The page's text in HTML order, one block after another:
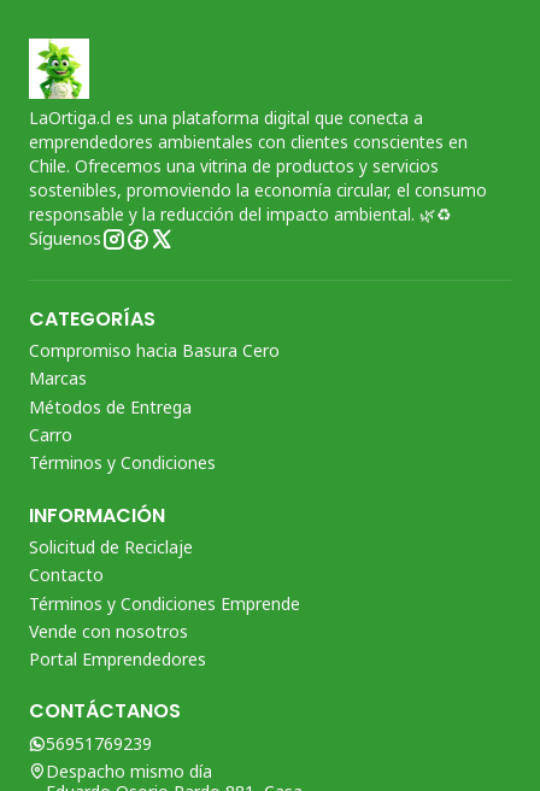
LaOrtiga.cl es una plataforma digital que conecta a
emprendedores ambientales con clientes conscientes en
Chile. Ofrecemos una vitrina de productos y servicios
sostenibles, promoviendo la economía circular, el consumo
responsable y la reducción del impacto ambiental. 🌿♻️
Síguenos
CATEGORÍAS
Compromiso hacia Basura Cero
Marcas
Métodos de Entrega
Carro
Términos y Condiciones
INFORMACIÓN
Solicitud de Reciclaje
Contacto
Términos y Condiciones Emprende
Vende con nosotros
Portal Emprendedores
CONTÁCTANOS
56951769239
Despacho mismo día